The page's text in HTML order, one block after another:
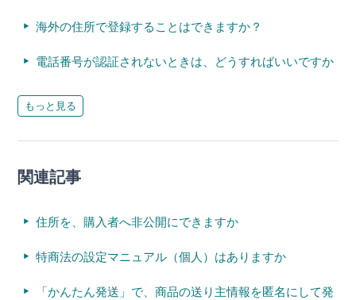
海外の住所で登録することはできますか？
電話番号が認証されないときは、どうすればいいですか
もっと見る
関連記事
住所を、購入者へ非公開にできますか
特商法の設定マニュアル（個人）はありますか
「かんたん発送」で、商品の送り主情報を匿名にして発